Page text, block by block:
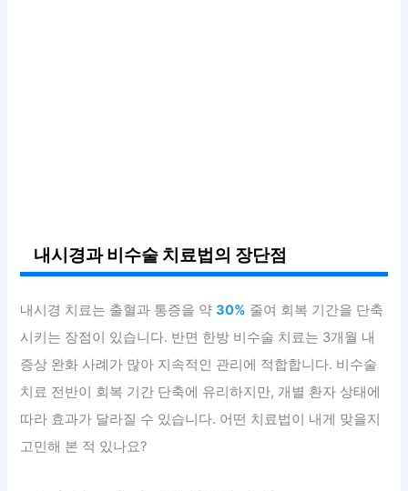
내시경과 비수술 치료법의 장단점
내시경 치료는 출혈과 통증을 약30% 줄여 회복 기간을 단축
시키는 장점이 있습니다. 반면 한방 비수술 치료는 3개월 내
증상 완화 사례가 많아 지속적인 관리에 적합합니다. 비수술
치료 전반이 회복 기간 단축에 유리하지만, 개별 환자 상태에
따라 효과가 달라질 수 있습니다. 어떤 치료법이 내게 맞을지
고민해 본 적 있나요?